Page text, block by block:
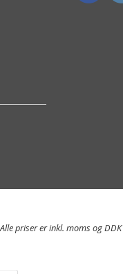
Alle priser er inkl. moms og DDK